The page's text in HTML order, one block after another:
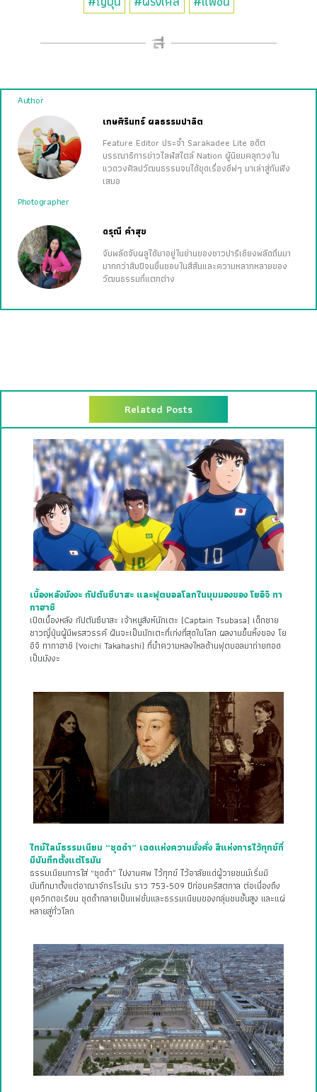
Author
เกษศิรินทร์ ผลธรรมปาลิต
Feature Editor ประจำ Sarakadee Lite อดีต
บรรณาธิการข่าวไลฟ์สไตล์ Nation ผู้นิยมคลุกวงใน
แวดวงศิลปวัฒนธรรมจนได้ขุดเรื่องซีฟๆ มาเล่าสู่กันฟัง
เสมอ
Photographer
ดรุณี คำสุข
จับพลัดจับผลูได้มาอยู่ในย่านของชาวปารีเซียงพลัดถิ่นมา
มากกว่าสิบปีจนชื่นชอบในสีสันและความหลากหลายของ
วัฒนธรรมที่แตกต่าง
Related Posts
เบื้องหลังมังงะ กัปตันซึบาสะ และฟุตบอลโลกในมุมมองของ โยอิจิ ทา
กาฮาชิ
เปิดเบื้องหลัง กัปตันซึบาสะ เจ้าหนูสิงห์นักเตะ (Captain Tsubasa) เด็กชาย
ชาวญี่ปุ่นผู้มีพรสวรรค์ ฝันจะเป็นนักเตะที่เก่งที่สุดในโลก ผลงานขึ้นหิ้งของ โย
อิจิ ทากาฮาชิ (Yoichi Takahashi) ที่นำความหลงใหลด้านฟุตบอลมาถ่ายทอด
เป็นมังงะ
ไทม์ไลน์ธรรมเนียม “ชุดดำ” เฉดแห่งความมั่งคั่ง สีแห่งการไว้ทุกข์ที่
มีบันทึกตั้งแต่โรมัน
ธรรมเนียมการใส่ “ชุดดำ” ไปงานศพ ไว้ทุกข์ ไว้อาลัยแด่ผู้วายชนม์เริ่มมี
บันทึกมาตั้งแต่อาณาจักรโรมัน ราว 753-509 ปีก่อนคริสตกาล ต่อเนื่องถึง
ยุควิกตอเรียน ชุดดำกลายเป็นแฟชั่นและธรรมเนียมของกลุ่มชนชั้นสูง และแผ่
หลายสู่ทั่วโลก